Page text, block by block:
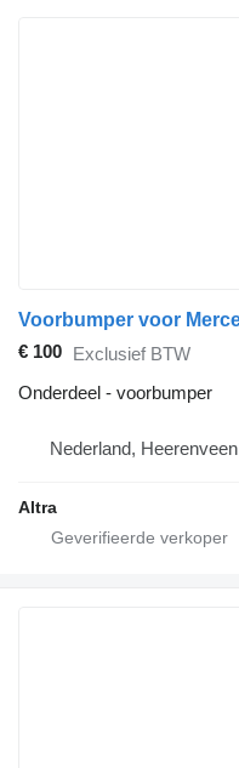
Voorbumper voor
€ 100 Exclusief BTW
Onderdeel - voorbumper
Nederland, Heerenveen
Altra